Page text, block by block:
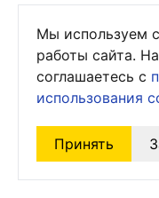
Мы используем
работы сайта.
соглашаетесь с
использования
Принять